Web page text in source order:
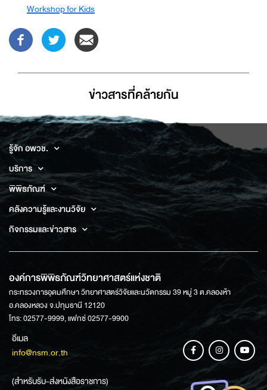
Workshop for Kids
ข่าวสารที่่คล้ายกัน
รู้จัก อพวช.
บริการ
พิพิธภัณฑ์
คลังความรู้และงานวิจัย
กิจกรรมและข่าวสาร
องค์การพิพิธภัณฑ์วิทยาศาสตร์แห่งชาติ
กระทรวงการอุดมศึกษา วิทยาศาสตร์วิจัยและนวัตกรรม 39 หมู่ 3 ต.คลองห้า
อ.คลองหลวง จ.ปทุมธานี 12120
โทร: 02577-9999, แฟกซ์ 02577-9900
อีเมล
info@nsm.or.th
(สำหรับรับ-ส่งหนังสือราชการ)